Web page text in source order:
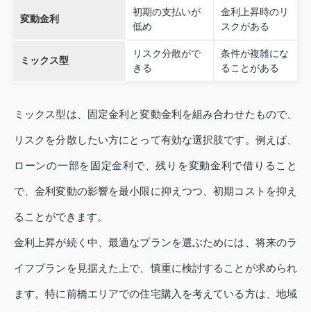
変動金利
初期の支払いが
低め
金利上昇時のリ
スクがある
ミックス型
リスク分散がで
きる
条件が複雑にな
ることがある
ミックス型は、固定金利と変動金利を組み合わせたもので、
リスクを分散したい方にとって有効な選択肢です。例えば、
ローンの一部を固定金利で、残りを変動金利で借りること
で、金利変動の影響を最小限に抑えつつ、初期コストを抑え
ることができます。
金利上昇が続く中、最適なプランを選ぶためには、将来のラ
イフプランを見据えた上で、慎重に検討することが求められ
ます。特に前橋エリアでの住宅購入を考えている方は、地域